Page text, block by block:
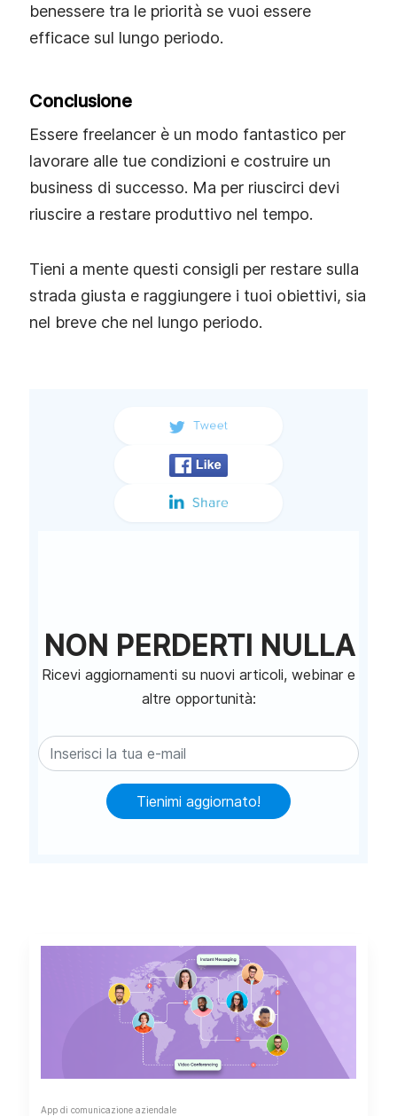
benessere tra le priorità se vuoi essere
efficace sul lungo periodo.
Conclusione
Essere freelancer è un modo fantastico per
lavorare alle tue condizioni e costruire un
business di successo. Ma per riuscirci devi
riuscire a restare produttivo nel tempo.
Tieni a mente questi consigli per restare sulla
strada giusta e raggiungere i tuoi obiettivi, sia
nel breve che nel lungo periodo.
NON PERDERTI NULLA
Ricevi aggiornamenti su nuovi articoli, webinar e
altre opportunità:
Tienimi aggiornato!
App di comunicazione aziendale